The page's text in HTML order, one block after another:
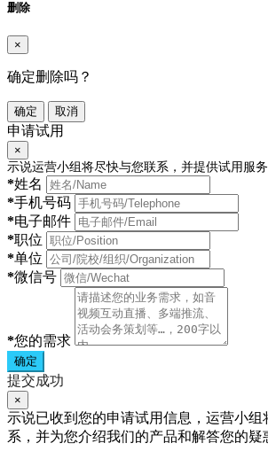
删除
×
确定删除吗？
确定 取消
申请试用
×
示说运营小组将尽快与您联系，并提供试用服务
*姓名
*手机号码
*电子邮件
*职位
*单位
*微信号
*您的需求
确定
提交成功
×
示说已收到您的申请试用信息，运营小组
系，并为您介绍我们的产品和解答您的疑